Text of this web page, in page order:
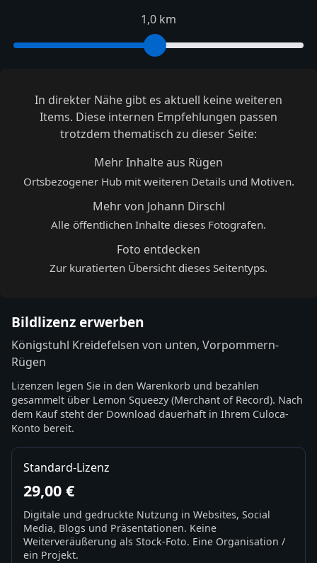
1,0 km
In direkter Nähe gibt es aktuell keine weiteren
Items. Diese internen Empfehlungen passen
trotzdem thematisch zu dieser Seite:
Mehr Inhalte aus Rügen
Ortsbezogener Hub mit weiteren Details und Motiven.
Mehr von Johann Dirschl
Alle öffentlichen Inhalte dieses Fotografen.
Foto entdecken
Zur kuratierten Übersicht dieses Seitentyps.
Bildlizenz erwerben
Königstuhl Kreidefelsen von unten, Vorpommern-
Rügen
Lizenzen legen Sie in den Warenkorb und bezahlen
gesammelt über Lemon Squeezy (Merchant of Record). Nach
dem Kauf steht der Download dauerhaft in Ihrem Culoca-
Konto bereit.
Standard-Lizenz
29,00 €
Digitale und gedruckte Nutzung in Websites, Social
Media, Blogs und Präsentationen. Keine
Weiterveräußerung als Stock-Foto. Eine Organisation /
ein Projekt.